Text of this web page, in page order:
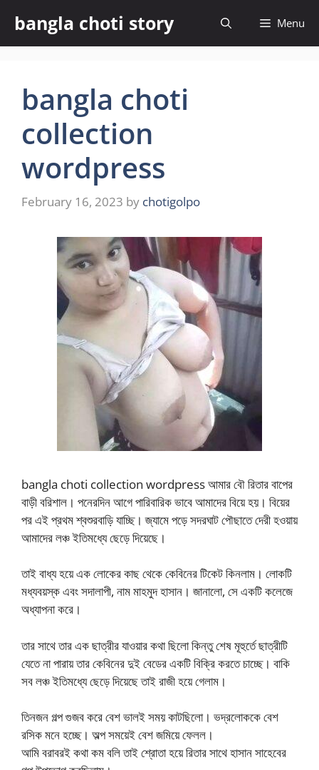
content
bangla choti story Menu
bangla choti
collection
wordpress
February 16, 2023 by chotigolpo
bangla choti collection wordpress আমার বৌ রিতার বাপের
বাড়ী বরিশাল। পনেরদিন আগে পারিবারিক ভাবে আমাদের বিয়ে হয়। বিয়ের
পর এই প্রথম শ্বশুরবাড়ি যাচ্ছি। জ্যামে পড়ে সদরঘাট পৌছাতে দেরী হওয়ায়
আমাদের লঞ্চ ইতিমধ্যে ছেড়ে দিয়েছে।
তাই বাধ্য হয়ে এক লোকের কাছ থেকে কেবিনের টিকেট কিনলাম। লোকটি
মধ্যবয়স্ক এবং সদালাপী, নাম মাহমুদ হাসান। জানালো, সে একটি কলেজে
অধ্যাপনা করে।
তার সাথে তার এক ছাত্রীর যাওয়ার কথা ছিলো কিন্তু শেষ মূহুর্তে ছাত্রীটি
যেতে না পারায় তার কেবিনের দুই বেডের একটি বিক্রি করতে চাচ্ছে। বাকি
সব লঞ্চ ইতিমধ্যে ছেড়ে দিয়েছে তাই রাজী হয়ে গেলাম।
তিনজন গল্প গুজব করে বেশ ভালই সময় কাটছিলো। ভদ্রলোককে বেশ
রসিক মনে হচ্ছে। অল্প সময়েই বেশ জমিয়ে ফেলল।
আমি বরাবরই কথা কম বলি তাই শ্রোতা হয়ে রিতার সাথে হাসান সাহেবের